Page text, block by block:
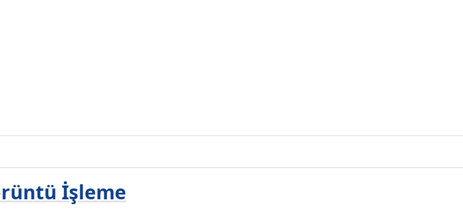
İşleme